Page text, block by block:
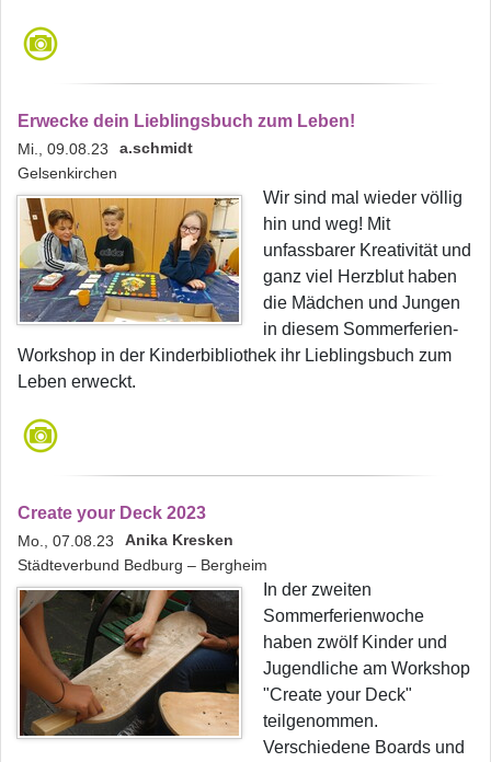
Erwecke dein Lieblingsbuch zum Leben!
Mi., 09.08.23 a.schmidt
Gelsenkirchen
Wir sind mal wieder völlig
hin und weg! Mit
unfassbarer Kreativität und
ganz viel Herzblut haben
die Mädchen und Jungen
in diesem Sommerferien-
Workshop in der Kinderbibliothek ihr Lieblingsbuch zum
Leben erweckt.
Create your Deck 2023
Mo., 07.08.23 Anika Kresken
Städteverbund Bedburg – Bergheim
In der zweiten
Sommerferienwoche
haben zwölf Kinder und
Jugendliche am Workshop
"Create your Deck"
teilgenommen.
Verschiedene Boards und